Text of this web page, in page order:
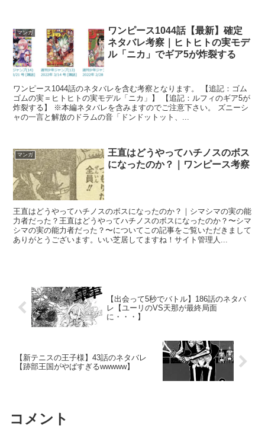
マンガ
ワンピース1044話【最新】確定
ネタバレ考察｜ヒトヒトの実モデ
ル「ニカ」でギア5が炸裂する
ワンピース1044話のネタバレを含む考察となります。 【追記：ゴム
ゴムの実＝ヒトヒトの実モデル「ニカ」】 【追記：ルフィのギア5が
炸裂する】 ※本編ネタバレを含みますのでご注意下さい。 ズニーシ
ャの一言と解放のドラムの音「ドンドットット、...
マンガ
王直はどうやってハチノスのボス
になったのか？｜ワンピース考察
王直はどうやってハチノスのボスになったのか？｜シマシマの実の能
力者だった？王直はどうやってハチノスのボスになったのか？〜シマ
シマの実の能力者だった？〜についてこの記事をご覧いただきまして
ありがとうございます。いい芝居してますね！サイト管理人...
【出会って5秒でバトル】186話のネタバ
レ【ユーリのVS天那が最終局面
に・・・】
【新テニスの王子様】43話のネタバレ
【跡部王国がやばすぎるwwwww】
コメント